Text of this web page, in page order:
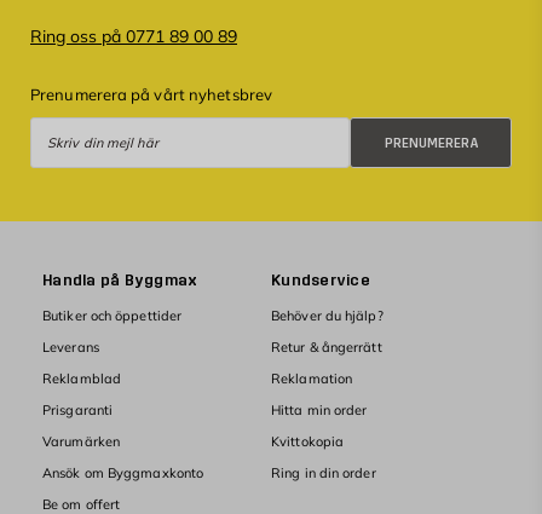
Ring oss på 0771 89 00 89
Prenumerera på vårt nyhetsbrev
PRENUMERERA
Handla på Byggmax
Butiker och öppettider
Leverans
Reklamblad
Prisgaranti
Varumärken
Ansök om Byggmaxkonto
Be om offert
Kundservice
Behöver du hjälp?
Retur & ångerrätt
Reklamation
Hitta min order
Kvittokopia
Ring in din order